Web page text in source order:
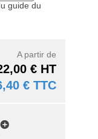
guide du
A partir de
€ HT
€ TTC